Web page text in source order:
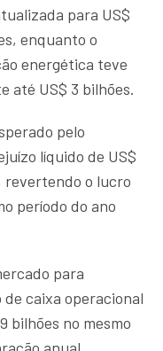
para US$
enquanto o
energética teve
até US$ 3 bilhões.
pelo
líquido de US$
o lucro
período do ano
para
caixa operacional
bilhões no mesmo